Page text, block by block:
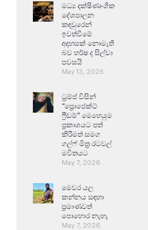
මධ්‍ය දක්ෂිණාංශික
දේශපාලන
කඳවුරෙන්
ඉවත්වීමේ
අදහසක් නොමැති
බව හර්ෂ ද සිල්වා
පවසයි
May 13, 2026
ට්‍රම්ප් විසින්
“ප්‍රොජෙක්ට්
ෆ්‍රීඩම්” මෙහෙයුම
ප්‍රකාශයට පත්
කිරීමත් සමග
ගල්ෆ් මිත්‍ර රටවල්
මවිතයට
May 7, 2026
මෙවර යල
කන්නය සඳහා
ප්‍රමාණවත්
පොහොර නැහැ
May 7, 2026